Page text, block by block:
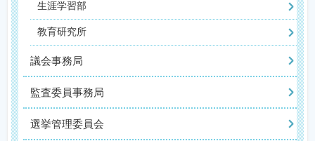
生涯学習部
教育研究所
議会事務局
監査委員事務局
選挙管理委員会